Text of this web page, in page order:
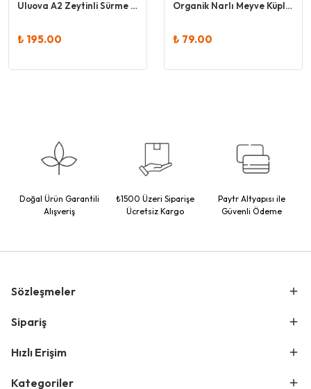
Uluova A2 Zeytinli Sürme Peynir
₺ 195.00
Organik Narlı Meyve Küpleri 30 Gr
₺ 79.00
Doğal Ürün Garantili
Alışveriş
₺1500 Üzeri Siparişe
Ücretsiz Kargo
Paytr Altyapısı ile
Güvenli Ödeme
Sözleşmeler
Sipariş
Hızlı Erişim
Kategoriler